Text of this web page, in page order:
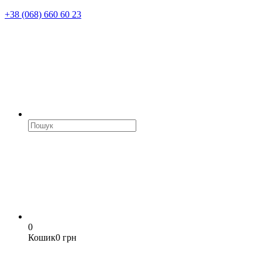
+38 (068) 660 60 23
0
Кошик0 грн